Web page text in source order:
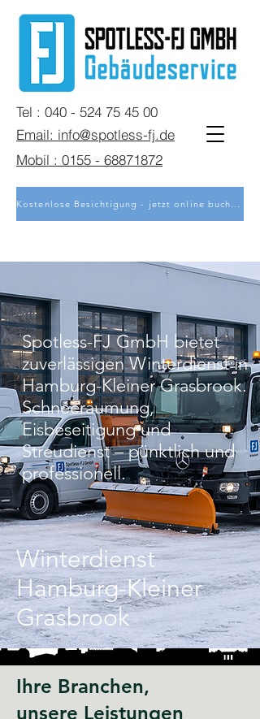
Mobil : 0155 - 68871872
Tel : 040 - 524 75 45 00
Email: info@spotless-fj.de
Kostenlose Besichtigung - jetzt online buchen
Spotless-FJ GmbH bietet
zuverlässigen Winterdienst in
Hamburg-Kleiner Grasbrook.
Schneeräumung,
Eisbeseitigung und
Streudienst – pünktlich und
professionell.
Winterdienst
Hamburg-Kleiner
Grasbrook
Ihre Branchen,
unsere Leistungen